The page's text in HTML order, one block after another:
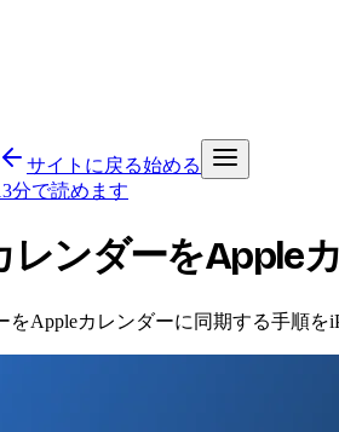
サイトに戻る始める
分で読めます
レンダーをApple
をAppleカレンダーに同期する手順